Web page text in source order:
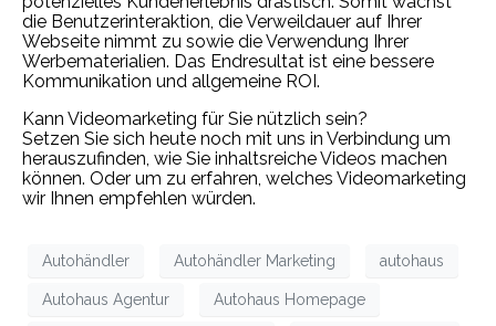
die Benutzerinteraktion, die Verweildauer auf Ihrer
Webseite nimmt zu sowie die Verwendung Ihrer
Werbematerialien. Das Endresultat ist eine bessere
Kommunikation und allgemeine ROI.
Kann Videomarketing für Sie nützlich sein?
Setzen Sie sich heute noch mit uns in Verbindung um
herauszufinden, wie Sie inhaltsreiche Videos machen
können. Oder um zu erfahren, welches Videomarketing
wir Ihnen empfehlen würden.
Autohändler Autohändler Marketing autohaus
Autohaus Agentur Autohaus Homepage